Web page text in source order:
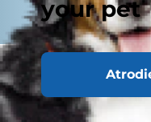
your pet
Pārāk maz
par kaķu
tiek uzskatīti par